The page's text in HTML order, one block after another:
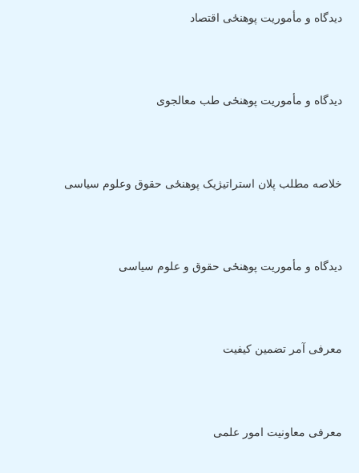
دیدگاه و مأموریت پوهنځی اقتصاد
دیدگاه و مأموریت پوهنځی طب معالجوی
خلاصه مطلب پلان استراتیژیک پوهنځی حقوق وعلوم سیاسی
دیدگاه و مأموریت پوهنځی حقوق و علوم سیاسی
معرفی آمر تضمین کیفیت
معرفی معاونیت امور علمی